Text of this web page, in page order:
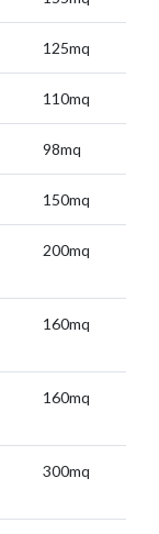
125mq
110mq
98mq
150mq
200mq
160mq
160mq
300mq